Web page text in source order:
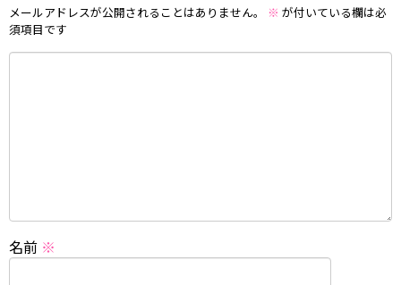
メールアドレスが公開されることはありません。 ※ が付いている欄は必
須項目です
名前 ※